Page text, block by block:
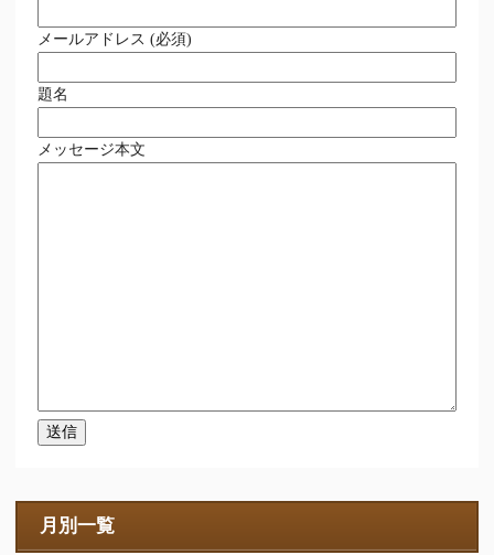
メールアドレス (必須)
題名
メッセージ本文
月別一覧